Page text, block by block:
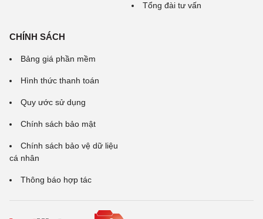
Tổng đài tư vấn
CHÍNH SÁCH
Bảng giá phần mềm
Hình thức thanh toán
Quy ước sử dụng
Chính sách bảo mật
Chính sách bảo vệ dữ liệu
cá nhân
Thông báo hợp tác